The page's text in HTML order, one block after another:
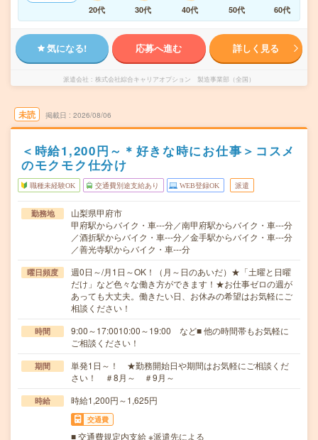
20代
30代 40代 50代 60代
気になる! 応募へ進む 詳しく見る
派遣会社 株式会社綜合キャリアオプション 製造事業部（全国）
未読 掲載日 2026/08/06
＜時給1,200円～＊好きな時にお仕事＞コスメ
のモクモク仕分け
職種未経験OK 交通費別途支給あり WEB登録OK 派遣
勤務地
山梨県甲府市
甲府駅からバイク・車---分／南甲府駅からバイク・車---分
／酒折駅からバイク・車---分／金手駅からバイク・車---分
／善光寺駅からバイク・車---分
曜日頻度
週0日～/月1日～OK！（月～日のあいだ）★「土曜と日曜
だけ」など色々な働き方ができます！★お仕事ゼロの週が
あっても大丈夫。働きたい日、お休みの希望はお気軽にご
相談ください！
時間
9:00～17:0010:00～19:00 など■ 他の時間帯もお気軽に
ご相談ください！
期間
単発1日～！ ★勤務開始日や期間はお気軽にご相談くだ
さい！ ＃8月～ ＃9月～
時給 時給1,200円～1,625円
交通費
■ 交通費規定内支給 ※派遣先による